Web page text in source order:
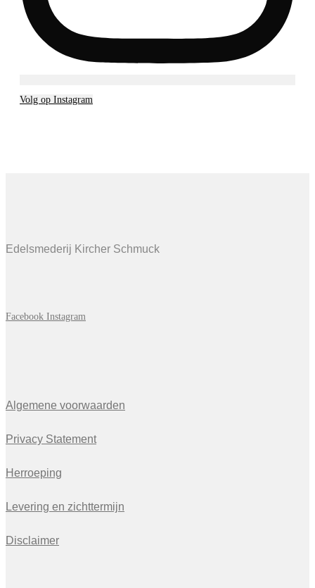
Volg op Instagram
Edelsmederij Kircher Schmuck
Facebook Instagram
Algemene voorwaarden
Privacy Statement
Herroeping
Levering en zichttermijn
Disclaimer